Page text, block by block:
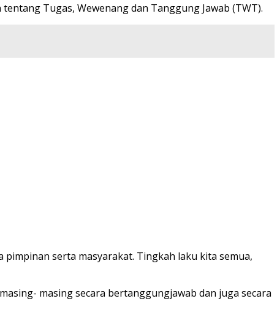
Tugas, Wewenang dan Tanggung Jawab (TWT).
pimpinan serta masyarakat. Tingkah laku kita semua,
masing secara bertanggungjawab dan juga secara